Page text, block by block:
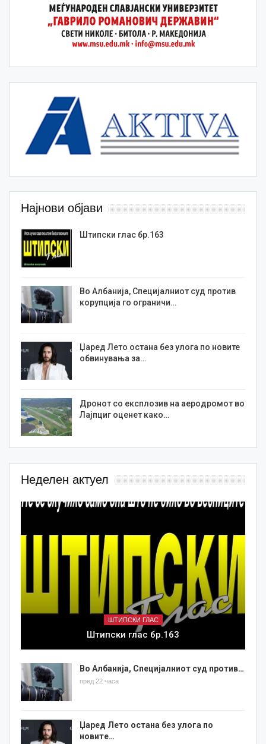
Најнови објави
Штипски глас бр.163
Во Албанија, Специјалниот суд против
корупција го ограничи…
Џаред Лето остана без улога по новите
обвинувања за…
Дронот со експлозив на аеродромот во
Лајпциг оценет како…
Неделен актуел
ШТИПСКИ ГЛАС
Штипски глас бр.163
Во Албанија, Специјалниот суд против…
пред 22 часа
Џаред Лето остана без улога по
новите…